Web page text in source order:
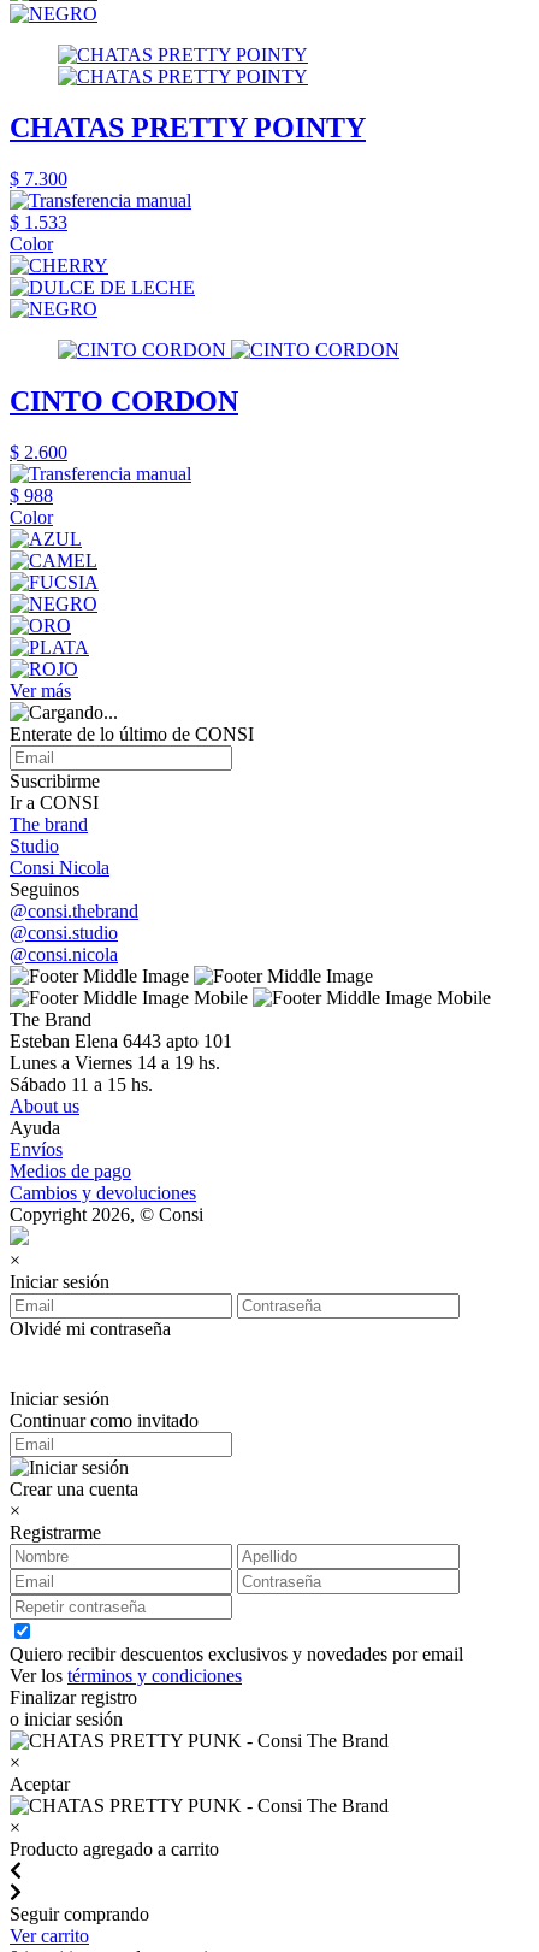
CHATAS PRETTY POINTY
$ 7.300
$ 1.533
Color
CINTO CORDON
$ 2.600
$ 988
Color
Ver más
Enterate de lo último de CONSI
Suscribirme
Ir a CONSI
The brand
Studio
Consi Nicola
Seguinos
@consi.thebrand
@consi.studio
@consi.nicola
The Brand
Esteban Elena 6443 apto 101
Lunes a Viernes 14 a 19 hs.
Sábado 11 a 15 hs.
About us
Ayuda
Envíos
Medios de pago
Cambios y devoluciones
Copyright 2026, © Consi
×
Iniciar sesión
Olvidé mi contraseña
Iniciar sesión
Continuar como invitado
Crear una cuenta
×
Registrarme
Quiero recibir descuentos exclusivos y novedades por email
Ver los términos y condiciones
Finalizar registro
o iniciar sesión
×
Aceptar
×
Producto agregado a carrito
Seguir comprando
Ver carrito